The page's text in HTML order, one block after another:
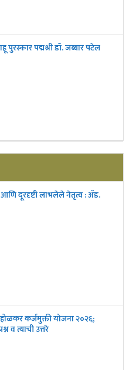
पुरस्कार प‌द्मश्री डॉ. जब्बार पटेल
दूरदृष्टी लाभलेले नेतृत्व : ॲड.
कर्जमुक्ती योजना २०२६;
व त्याची उत्तरे